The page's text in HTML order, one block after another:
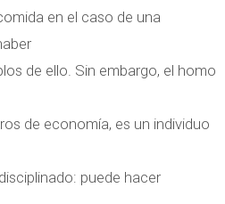
en el caso de una
de ello. Sin embargo, el homo
de economía, es un individuo
puede hacer